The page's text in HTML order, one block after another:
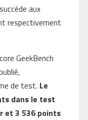
aux
respectivement
GeekBench
de test. Le
dans le test
et 3 536 points